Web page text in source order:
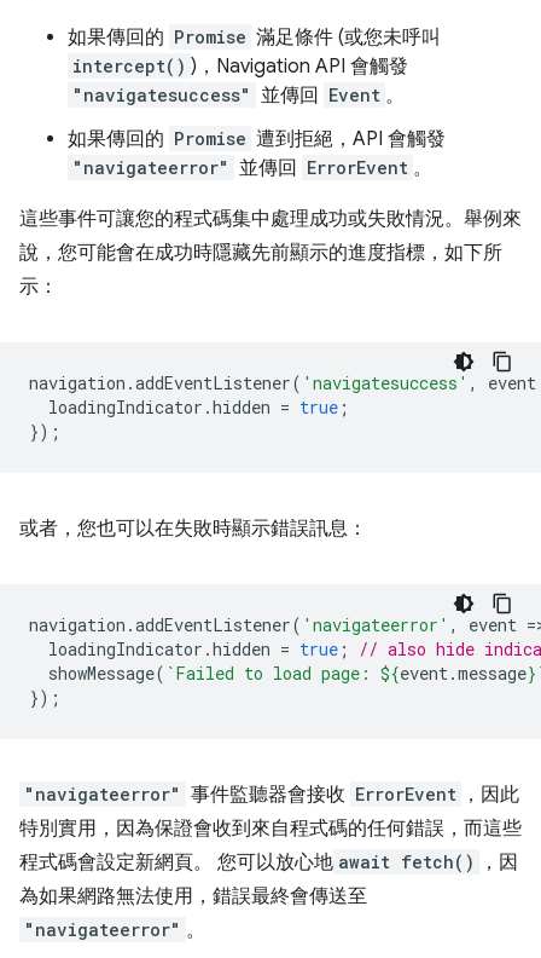
如果傳回的 Promise 滿足條件 (或您未呼叫
intercept() )，Navigation API 會觸發
"navigatesuccess" 並傳回 Event 。
如果傳回的 Promise 遭到拒絕，API 會觸發
"navigateerror" 並傳回 ErrorEvent 。
這些事件可讓您的程式碼集中處理成功或失敗情況。舉例來
說，您可能會在成功時隱藏先前顯示的進度指標，如下所
示：
navigation .addEventListener( 'navigatesuccess' ,
event
loadingIndicator .hidden = true ;
});
或者，您也可以在失敗時顯示錯誤訊息：
navigation .addEventListener( 'navigateerror' , event =
loadingIndicator .hidden = true ;
// also hide
showMessage( `Failed to load page: ${event.message}
});
"navigateerror" 事件監聽器會接收 ErrorEvent ，因此
特別實用，因為保證會收到來自程式碼的任何錯誤，而這些
程式碼會設定新網頁。 您可以放心地 await fetch()
，因
為如果網路無法使用，錯誤最終會傳送至
"navigateerror" 。